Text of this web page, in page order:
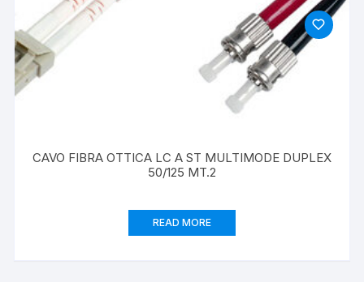
CAVO FIBRA OTTICA LC A ST MULTIMODE DUPLEX
50/125 MT.2
READ MORE